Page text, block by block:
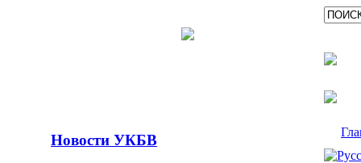
Новости УКБВ